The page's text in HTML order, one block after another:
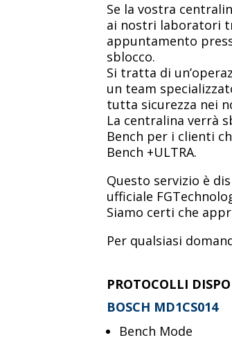
Se la vostra
ai nostri laboratori
appuntamento
sblocco.
Si tratta di
un team
tutta sicurezza nei
La centralina verrà
Bench per i clienti
Bench +ULTRA.
Questo servizio è
ufficiale
Siamo certi che
Per qualsiasi
PROTOCOLLI
BOSCH MD1CS014
Bench Mode